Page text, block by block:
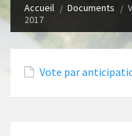
Accueil Documents
2017
Vote par